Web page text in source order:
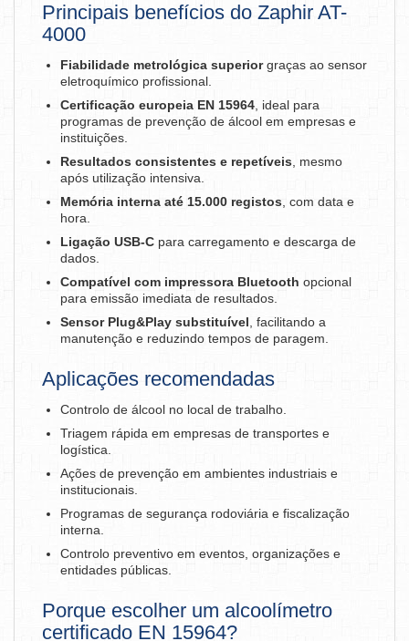
Principais benefícios do Zaphir AT-
4000
Fiabilidade metrológica superiorgraças ao sensor
eletroquímico profissional.
Certificação europeia EN 15964 , ideal para
programas de prevenção de álcool em empresas e
instituições.
Resultados consistentes e repetíveis , mesmo
após utilização intensiva.
Memória interna até 15.000 registos , com data e
hora.
Ligação USB-C para carregamento e descarga de
dados.
Compatível com impressora Bluetooth opcional
para emissão imediata de resultados.
Sensor Plug&Play substituível , facilitando a
manutenção e reduzindo tempos de paragem.
Aplicações recomendadas
Controlo de álcool no local de trabalho.
Triagem rápida em empresas de transportes e
logística.
Ações de prevenção em ambientes industriais e
institucionais.
Programas de segurança rodoviária e fiscalização
interna.
Controlo preventivo em eventos, organizações e
entidades públicas.
Porque escolher um alcoolímetro
certificado EN 15964?